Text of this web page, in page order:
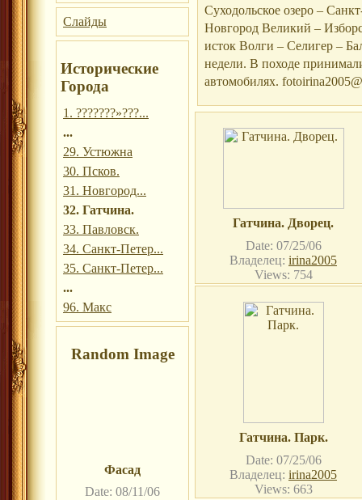
Слайды
Исторические
Города
1. ???????»???...
...
29. Устюжна
30. Псков.
31. Новгород...
32. Гатчина.
33. Павловск.
34. Санкт-Петер...
35. Санкт-Петер...
...
96. Макс
Random Image
Фасад
Date: 08/11/06
Суходольское озеро –
Новгород Великий –
исток Волги – Селигер –
недели. В походе
автомобилях.
Гатчина. Дворец.
Date: 07/25/06
Владелец: irina2005
Views: 754
Гатчина. Парк.
Date: 07/25/06
Владелец: irina2005
Views: 663